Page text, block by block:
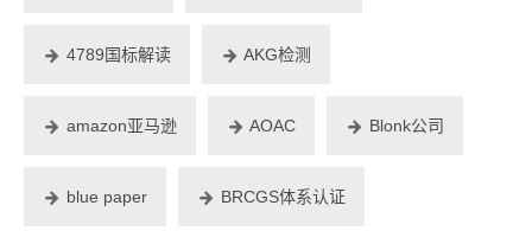
4789国标解读 AKG检测
amazon亚马逊 AOAC Blonk公司
blue paper BRCGS体系认证